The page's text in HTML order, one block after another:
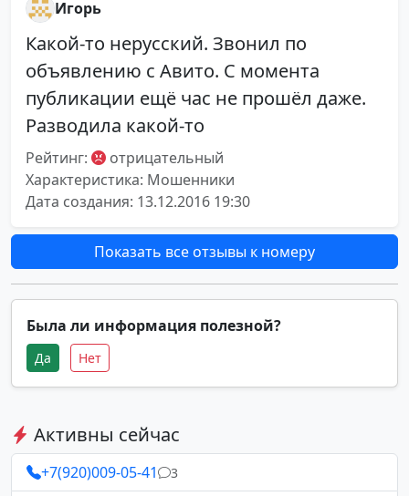
Игорь
Какой-то нерусский. Звонил по
объявлению с Авито. С момента
публикации ещё час не прошёл даже.
Разводила какой-то
Рейтинг:
отрицательный
Характеристика: Мошенники
Дата создания: 13.12.2016 19:30
Показать все отзывы к номеру
Была ли информация полезной?
Да Нет
Активны сейчас
+7(920)009-05-41 3